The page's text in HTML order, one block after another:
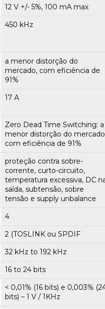
12 V +/- 5%, 100 mA max
450 kHz
a menor distorção do
mercado, com eficiência de
91%
17 A
Zero Dead Time Switching: a
menor distorção do
com eficiência de 91%
proteção contra sobre-
corrente, curto-circuito,
temperatura excessiva, DC
saída, subtensão, sobre
tensão e supply unbalance
4
2 (TOSLINK ou SPDIF
32 kHz to 192 kHz
16 to 24 bits
< 0,01% (16 bits) e 0,003%
bits) – 1 V / 1KHz